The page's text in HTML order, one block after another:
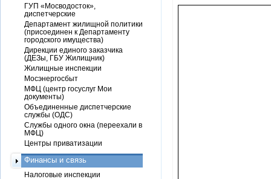
ГУП «Мосводосток»,
диспетчерские
Департамент жилищной политики
(присоединен к Департаменту
городского имущества)
Дирекции единого заказчика
(ДЕЗы, ГБУ Жилищник)
Жилищные инспекции
Мосэнергосбыт
МФЦ (центр госуслуг Мои
документы)
Объединенные диспетчерские
службы (ОДС)
Службы одного окна (переехали в
МФЦ)
Центры приватизации
Финансы и связь
Налоговые инспекции